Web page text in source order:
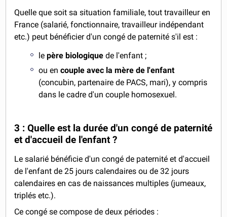
Quelle que soit sa situation familiale, tout travailleur en
France (salarié, fonctionnaire, travailleur indépendant
etc.) peut bénéficier d'un congé de paternité s'il est :
lepère biologiquede l'enfant ;
ou encouple avec la mère de l'enfant
(concubin, partenaire de PACS, mari), y compris
dans le cadre d'un couple homosexuel.
3 : Quelle est la durée d'un congé de paternité
et d'accueil de l'enfant ?
Le salarié bénéficie d'un congé de paternité et d'accueil
de l'enfant de 25 jours calendaires ou de 32 jours
calendaires en cas de naissances multiples (jumeaux,
triplés etc.).
Ce congé se compose de deux périodes :